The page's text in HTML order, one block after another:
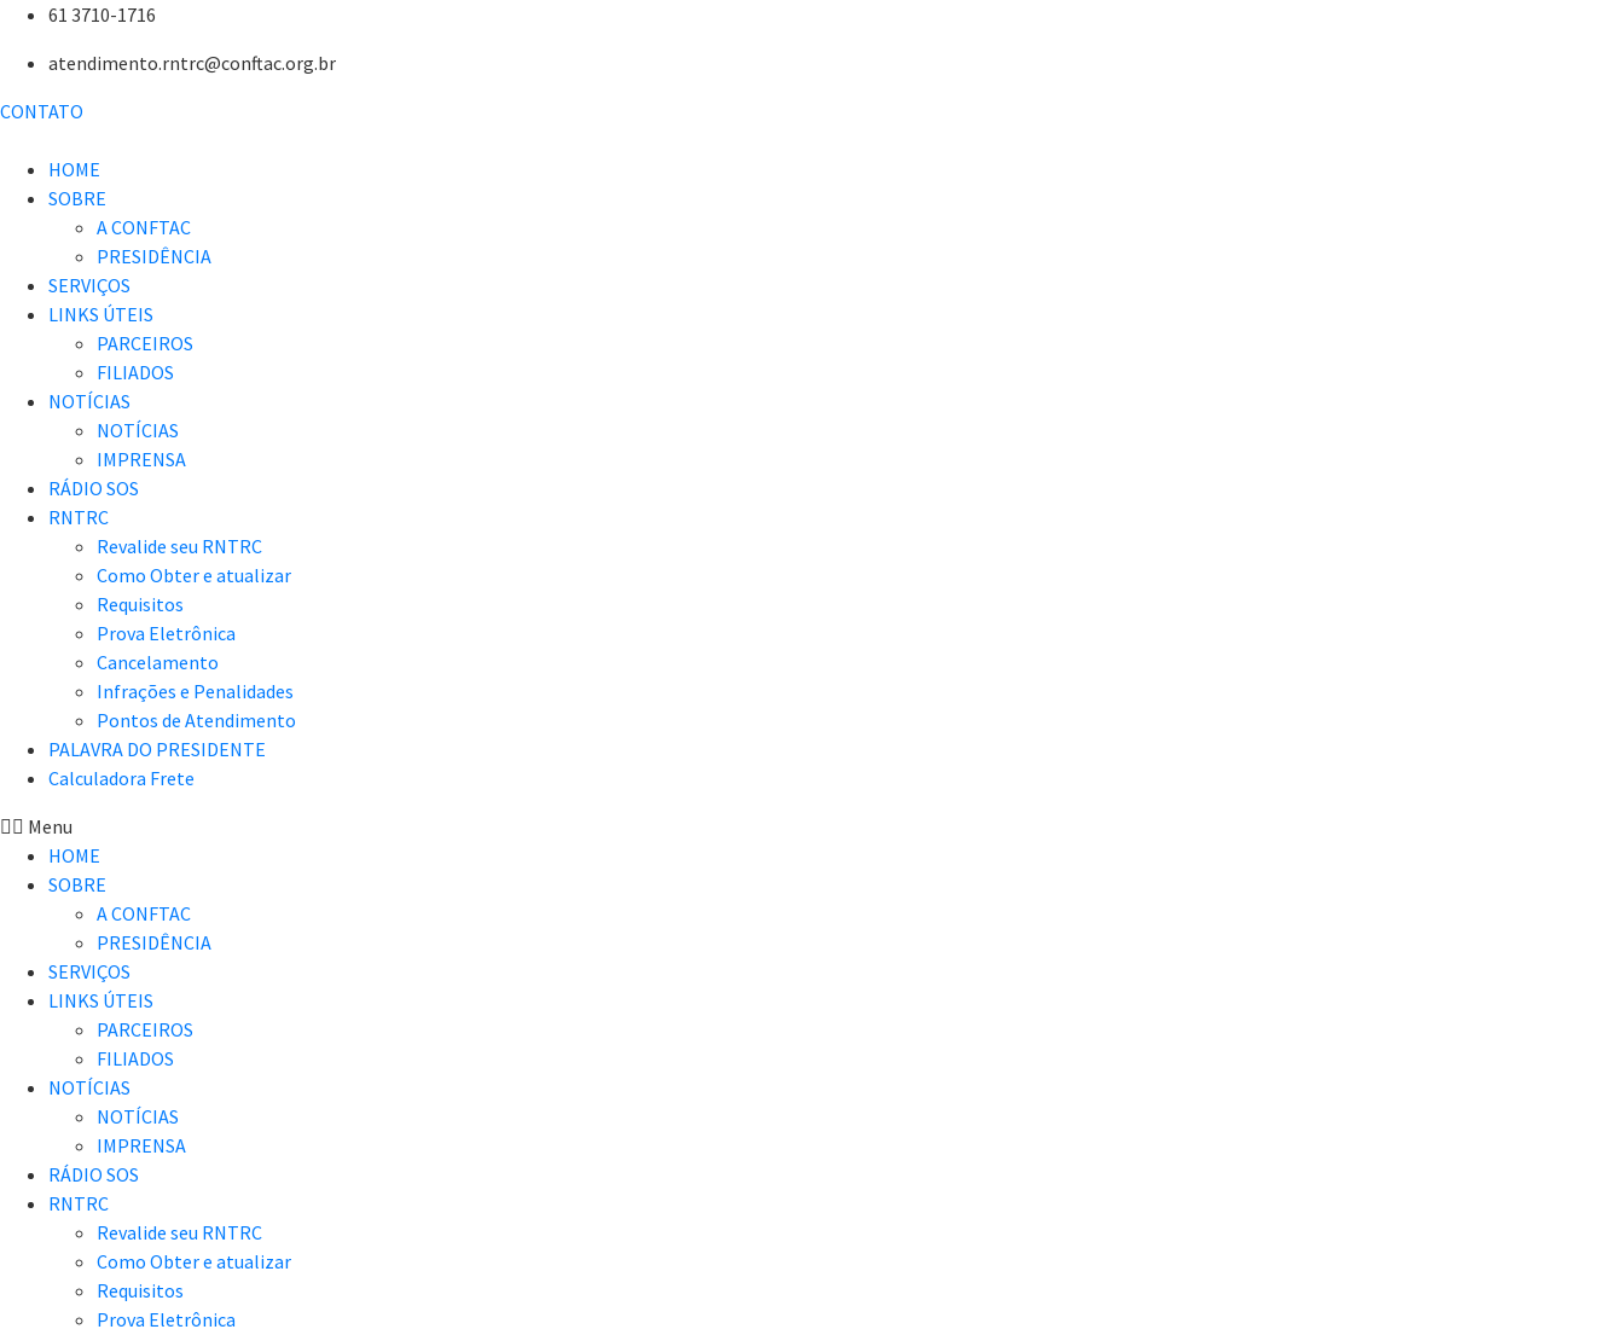
61 3710-1716
atendimento.rntrc@conftac.org.br
CONTATO
HOME
SOBRE
A CONFTAC
PRESIDÊNCIA
SERVIÇOS
LINKS ÚTEIS
PARCEIROS
FILIADOS
NOTÍCIAS
NOTÍCIAS
IMPRENSA
RÁDIO SOS
RNTRC
Revalide seu RNTRC
Como Obter e atualizar
Requisitos
Prova Eletrônica
Cancelamento
Infrações e Penalidades
Pontos de Atendimento
PALAVRA DO PRESIDENTE
Calculadora Frete
Menu
HOME
SOBRE
A CONFTAC
PRESIDÊNCIA
SERVIÇOS
LINKS ÚTEIS
PARCEIROS
FILIADOS
NOTÍCIAS
NOTÍCIAS
IMPRENSA
RÁDIO SOS
RNTRC
Revalide seu RNTRC
Como Obter e atualizar
Requisitos
Prova Eletrônica